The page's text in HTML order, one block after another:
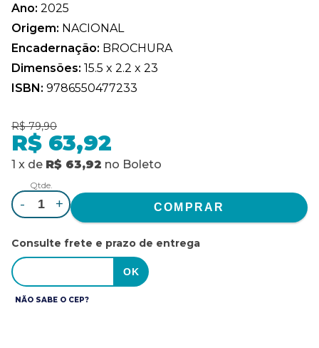
Ano: 2025
Origem: NACIONAL
Encadernação: BROCHURA
Dimensões: 15.5 x 2.2 x 23
ISBN: 9786550477233
R$ 79,90
R$ 63,92
1 x de R$ 63,92 no Boleto
Qtde.
- +
Consulte frete e prazo de entrega
NÃO SABE O CEP?